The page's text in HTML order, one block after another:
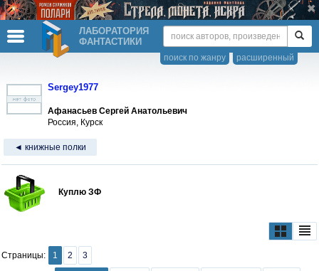
ЛАБОРАТОРИЯ
ФАНТАСТИКИ
расширенный
поиск по жанру
Sergey1977
Афанасьев Сергей Анатольевич
Россия, Курск
◄ книжные полки
Куплю ЗФ
Страницы: 1 2 3